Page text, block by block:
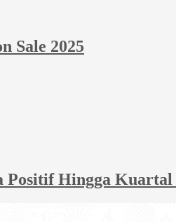
Sale 2025
Hingga Kuartal